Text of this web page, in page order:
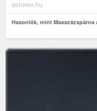
astoreo.hu
Hasonlók, mint